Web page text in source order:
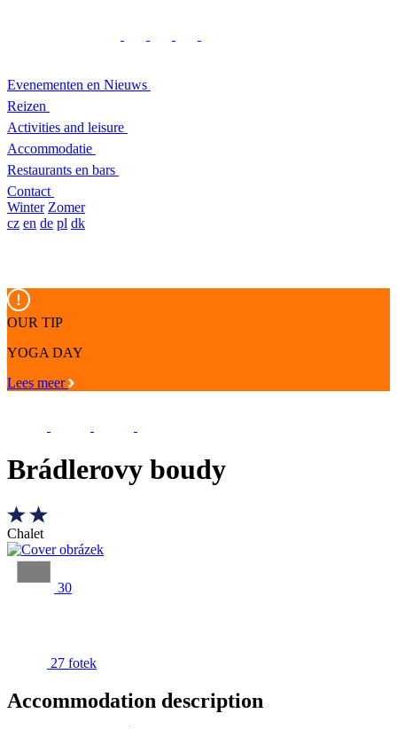
Evenementen en Nieuws
Reizen
Activities and leisure
Accommodatie
Restaurants en bars
Contact
Winter Zomer
cz en de pl dk
OUR TIP
YOGA DAY
Lees meer
Brádlerovy boudy
Chalet
30
27 fotek
Accommodation description